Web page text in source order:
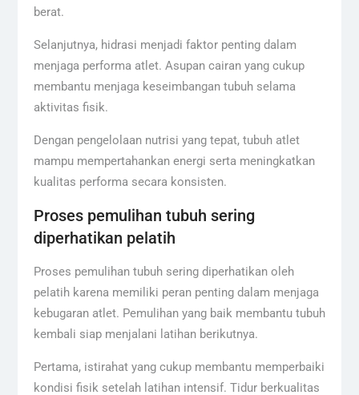
berat.
Selanjutnya, hidrasi menjadi faktor penting dalam
menjaga performa atlet. Asupan cairan yang cukup
membantu menjaga keseimbangan tubuh selama
aktivitas fisik.
Dengan pengelolaan nutrisi yang tepat, tubuh atlet
mampu mempertahankan energi serta meningkatkan
kualitas performa secara konsisten.
Proses pemulihan tubuh sering
diperhatikan pelatih
Proses pemulihan tubuh sering diperhatikan oleh
pelatih karena memiliki peran penting dalam menjaga
kebugaran atlet. Pemulihan yang baik membantu tubuh
kembali siap menjalani latihan berikutnya.
Pertama, istirahat yang cukup membantu memperbaiki
kondisi fisik setelah latihan intensif. Tidur berkualitas